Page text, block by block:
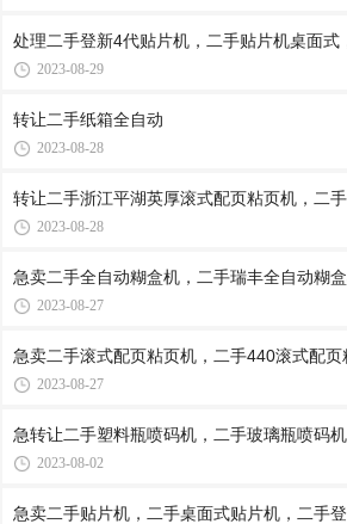
处理二手登新4代贴片机，二手贴片机桌面式
2023-08-29
转让二手纸​‌‌箱全自动
2023-08-28
转让二手浙江平湖英厚滚式配页粘页机，二
2023-08-28
急卖二手全自动糊盒机，二手瑞丰全自动糊盒
2023-08-27
急卖二手滚式配页粘页机，二手440滚式配
2023-08-27
急转让二手塑料瓶喷码机，二手玻璃瓶喷码
2023-08-02
急卖二手贴片机，二手桌面式贴片机，二手